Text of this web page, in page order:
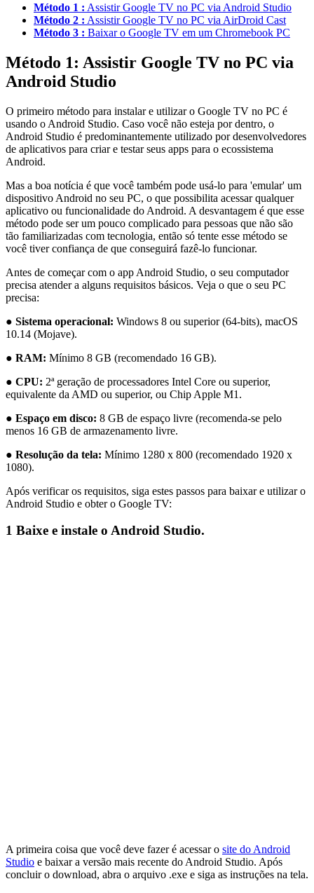
Método 1 : Assistir Google TV no PC via Android Studio
Método 2 : Assistir Google TV no PC via AirDroid Cast
Método 3 : Baixar o Google TV em um Chromebook PC
Método 1: Assistir Google TV no PC via
Android Studio
O primeiro método para instalar e utilizar o Google TV no PC é
usando o Android Studio. Caso você não esteja por dentro, o
Android Studio é predominantemente utilizado por desenvolvedores
de aplicativos para criar e testar seus apps para o ecossistema
Android.
Mas a boa notícia é que você também pode usá-lo para 'emular' um
dispositivo Android no seu PC, o que possibilita acessar qualquer
aplicativo ou funcionalidade do Android. A desvantagem é que esse
método pode ser um pouco complicado para pessoas que não são
tão familiarizadas com tecnologia, então só tente esse método se
você tiver confiança de que conseguirá fazê-lo funcionar.
Antes de começar com o app Android Studio, o seu computador
precisa atender a alguns requisitos básicos. Veja o que o seu PC
precisa:
● Sistema operacional: Windows 8 ou superior (64-bits), macOS
10.14 (Mojave).
● RAM: Mínimo 8 GB (recomendado 16 GB).
● CPU: 2ª geração de processadores Intel Core ou superior,
equivalente da AMD ou superior, ou Chip Apple M1.
● Espaço em disco: 8 GB de espaço livre (recomenda-se pelo
menos 16 GB de armazenamento livre.
● Resolução da tela: Mínimo 1280 x 800 (recomendado 1920 x
1080).
Após verificar os requisitos, siga estes passos para baixar e utilizar o
Android Studio e obter o Google TV:
1 Baixe e instale o Android Studio.
A primeira coisa que você deve fazer é acessar o site do Android
Studio e baixar a versão mais recente do Android Studio. Após
concluir o download, abra o arquivo .exe e siga as instruções na tela.